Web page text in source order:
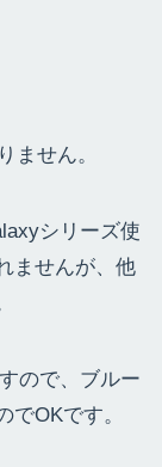
ません。
シリーズ使
ませんが、他
ので、ブルー
でOKです。